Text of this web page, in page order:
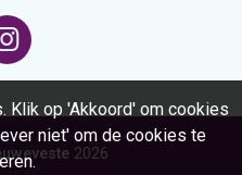
Klik op 'Akkoord' om cookies
niet' om de cookies te
2026